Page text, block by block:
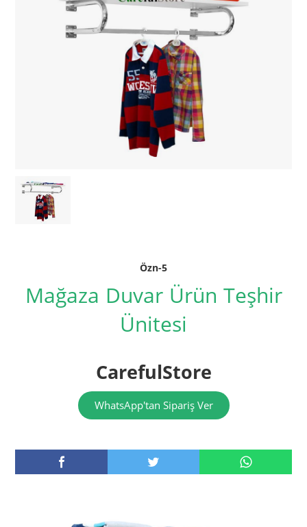
Özn-5
Mağaza Duvar Ürün Teşhir
Ünitesi
CarefulStore
WhatsApp'tan Sipariş Ver